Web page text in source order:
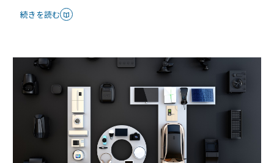
続きを読む
パートナー製品
製品の比較
その他の業種
事例インタビュー
宿泊施設
レンタルスペース
関東
RemoteLOCK アプリダウンロード